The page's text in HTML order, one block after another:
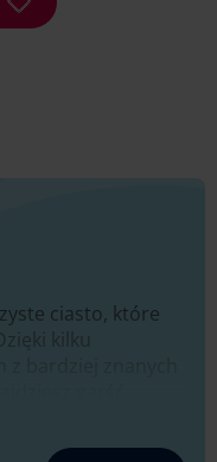
ciasto, które
kilku